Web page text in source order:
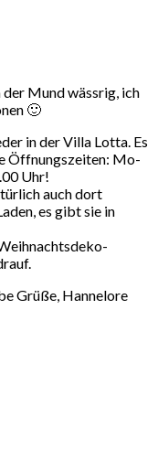
Mund wässrig, ich
🙂
in der Villa Lotta. Es
Öffnungszeiten: Mo-
Uhr!
auch dort
es gibt sie in
Grüße, Hannelore